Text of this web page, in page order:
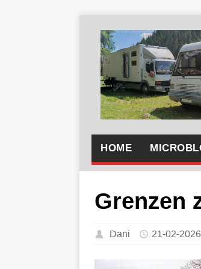
HOME
Grenzen
Dani 21-02-2026